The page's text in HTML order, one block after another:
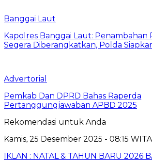
Banggai Laut
Kapolres Banggai Laut: Penambahan
Segera Diberangkatkan, Polda
Advertorial
Pemkab Dan DPRD Bahas Raperda
Pertanggungjawaban APBD 2025
Rekomendasi untuk Anda
Kamis, 25 Desember 2025 - 08:15 WITA
IKLAN : NATAL & TAHUN BARU 2026